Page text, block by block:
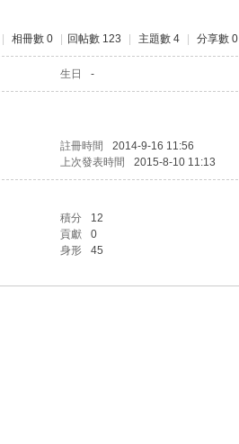
相冊數 0 回帖數 123 主題數 4 分享數 0
生日 -
註冊時間 2014-9-16 11:56
上次發表時間 2015-8-10 11:13
積分 12
貢獻 0
身形 45